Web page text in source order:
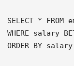
SELECT * FROM
WHERE salary
ORDER BY salary